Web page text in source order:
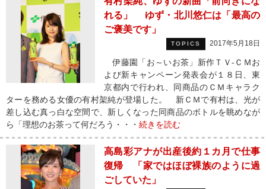
れる」 ゆず・北川悠仁は「最高の
ご褒美です」
TOPICS 2017年5月18日
伊藤園「お～いお茶」新作ＴＶ‐ＣＭお
よび新キャンペーン発表会が１８日、東
京都内で行われ、同商品のＣＭキャラク
ターを務める女優の有村架純が登場した。 新ＣＭで有村は、光が
差し込む真っ白な空間で、新しくなった同商品のボトルを眺めなが
ら「理想のお茶って何だろう・・・ 続きを読む
高島彩アナが出産後約１カ月で仕事
復帰 「家ではほぼ裸族のように過
ごしていた」